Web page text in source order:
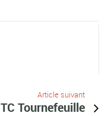
Article suivant
TC Tournefeuille